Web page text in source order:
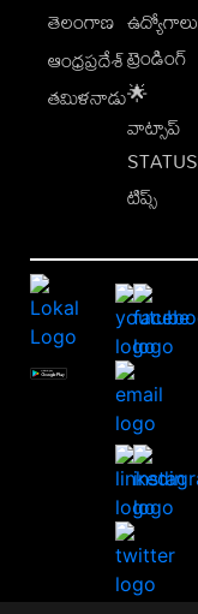
తెలంగాణ
ఆంధ్రప్రదేశ్
తమిళనాడు
ఉద్యోగాలు
ట్రెండింగ్
🌟
వాట్సాప్
STATUS
టిప్స్